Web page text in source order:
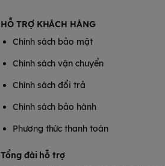
HỖ TRỢ KHÁCH HÀNG
Chính sách bảo mật
Chính sách vận chuyển
Chính sách đổi trả
Chính sách bảo hành
Phương thức thanh toán
Tổng đài hỗ trợ